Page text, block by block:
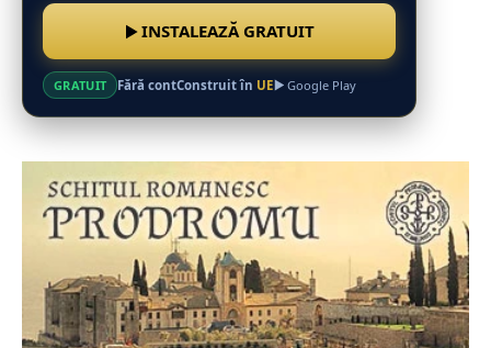
INSTALEAZĂ GRATUIT
GRATUIT Fără contConstruit în UE Google Play